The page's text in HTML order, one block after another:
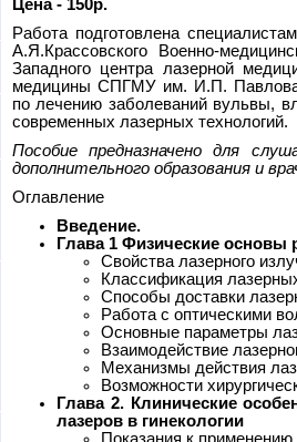
Цена - 150р.
Работа подготовлена
А.Я.Крассовского Военно-
Западного центра лазерной
медицины СПГМУ им. И.П.
по лечению заболеваний вульвы,
современных лазерных технологий.
Пособие предназначено для
дополнительного образования и
Оглавление
Введение.
Глава 1 Физические основы
Свойства лазерного
Классификация
Способы доставки
Работа с оптическими
Основные параметры
Взаимодействие
Механизмы действия
Возможности
Глава 2. Клинические
лазеров в гинекологии
Показания к применению